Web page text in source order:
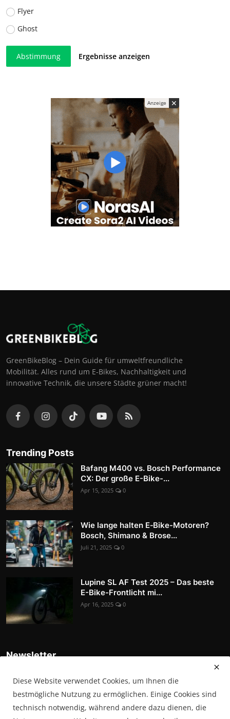
Flyer
Ghost
Abstimmung Ergebnisse anzeigen
Anzeige ✕
GreenBikeBlog – Dein Guide für umweltfreundliche
Mobilität. Alles rund um E-Bikes, Nachhaltigkeit und
innovative Technik, die unsere Städte grüner macht!
Trending Posts
Bafang M400 vs. Bosch Performance
CX: Der große E-Bike-...
Apr 15, 2025 0
Wie lange halten E‑Bike-Motoren?
Bosch, Shimano & Brose...
Juli 21, 2025 0
Lupine SL AF Test 2025 – Das beste
E-Bike-Frontlicht mi...
Apr 16, 2025 0
Newsletter
neuesten Nachrichten, Updates und Sonderangebote direkt in
Ihrem Posteingang zu erhalten
Diese Website verwendet Cookies, um Ihnen die
bestmögliche Nutzung zu ermöglichen. Einige Cookies sind
technisch notwendig, während andere dazu dienen, die